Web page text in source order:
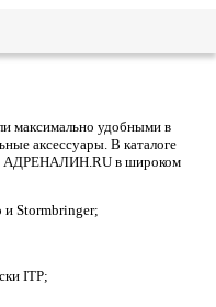
максимально удобными в
аксессуары. В каталоге
АДРЕНАЛИН.RU в широком
и Stormbringer;
ITP;